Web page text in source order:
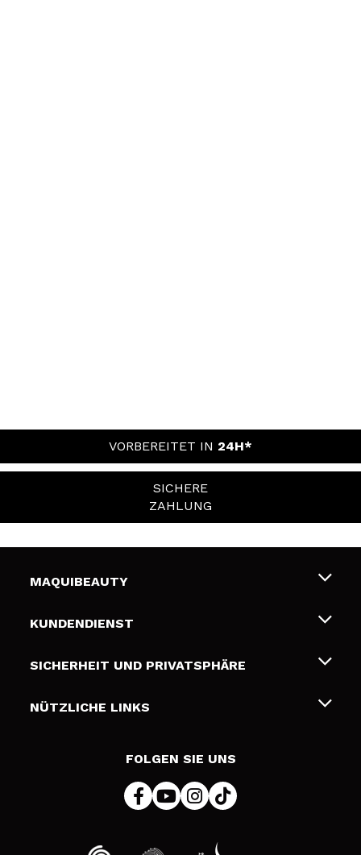
VORBEREITET IN 24H*
SICHERE
ZAHLUNG
MAQUIBEAUTY
Über uns
Geschenkkarten
KUNDENDIENST
Liefer- und Versandkosten
Zahlung
SICHERHEIT UND PRIVATSPHÄRE
Bedingungen und Datenschutz
NÜTZLICHE LINKS
FOLGEN SIE UNS